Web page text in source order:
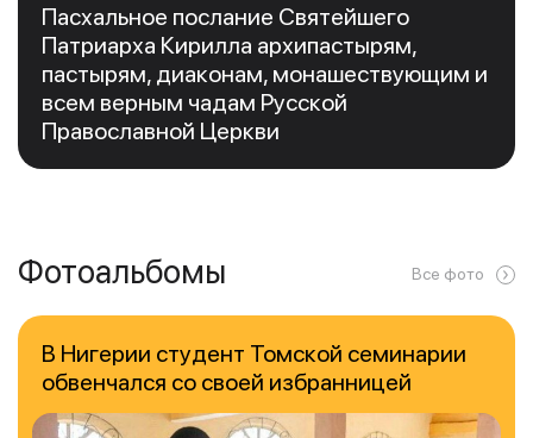
Пасхальное послание Святейшего
Патриарха Кирилла архипастырям,
пастырям, диаконам, монашествующим и
всем верным чадам Русской
Православной Церкви
Фотоальбомы Все фото
В Нигерии студент Томской семинарии
обвенчался со своей избранницей